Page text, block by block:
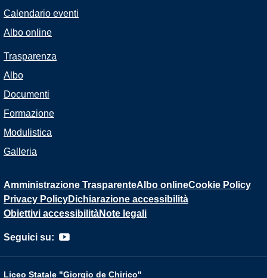
Calendario eventi
Albo online
Trasparenza
Albo
Documenti
Formazione
Modulistica
Galleria
Amministrazione TrasparenteAlbo onlineCookie Policy
Privacy PolicyDichiarazione accessibilità
Obiettivi accessibilitàNote legali
Seguici su:
Liceo Statale "Giorgio de Chirico"